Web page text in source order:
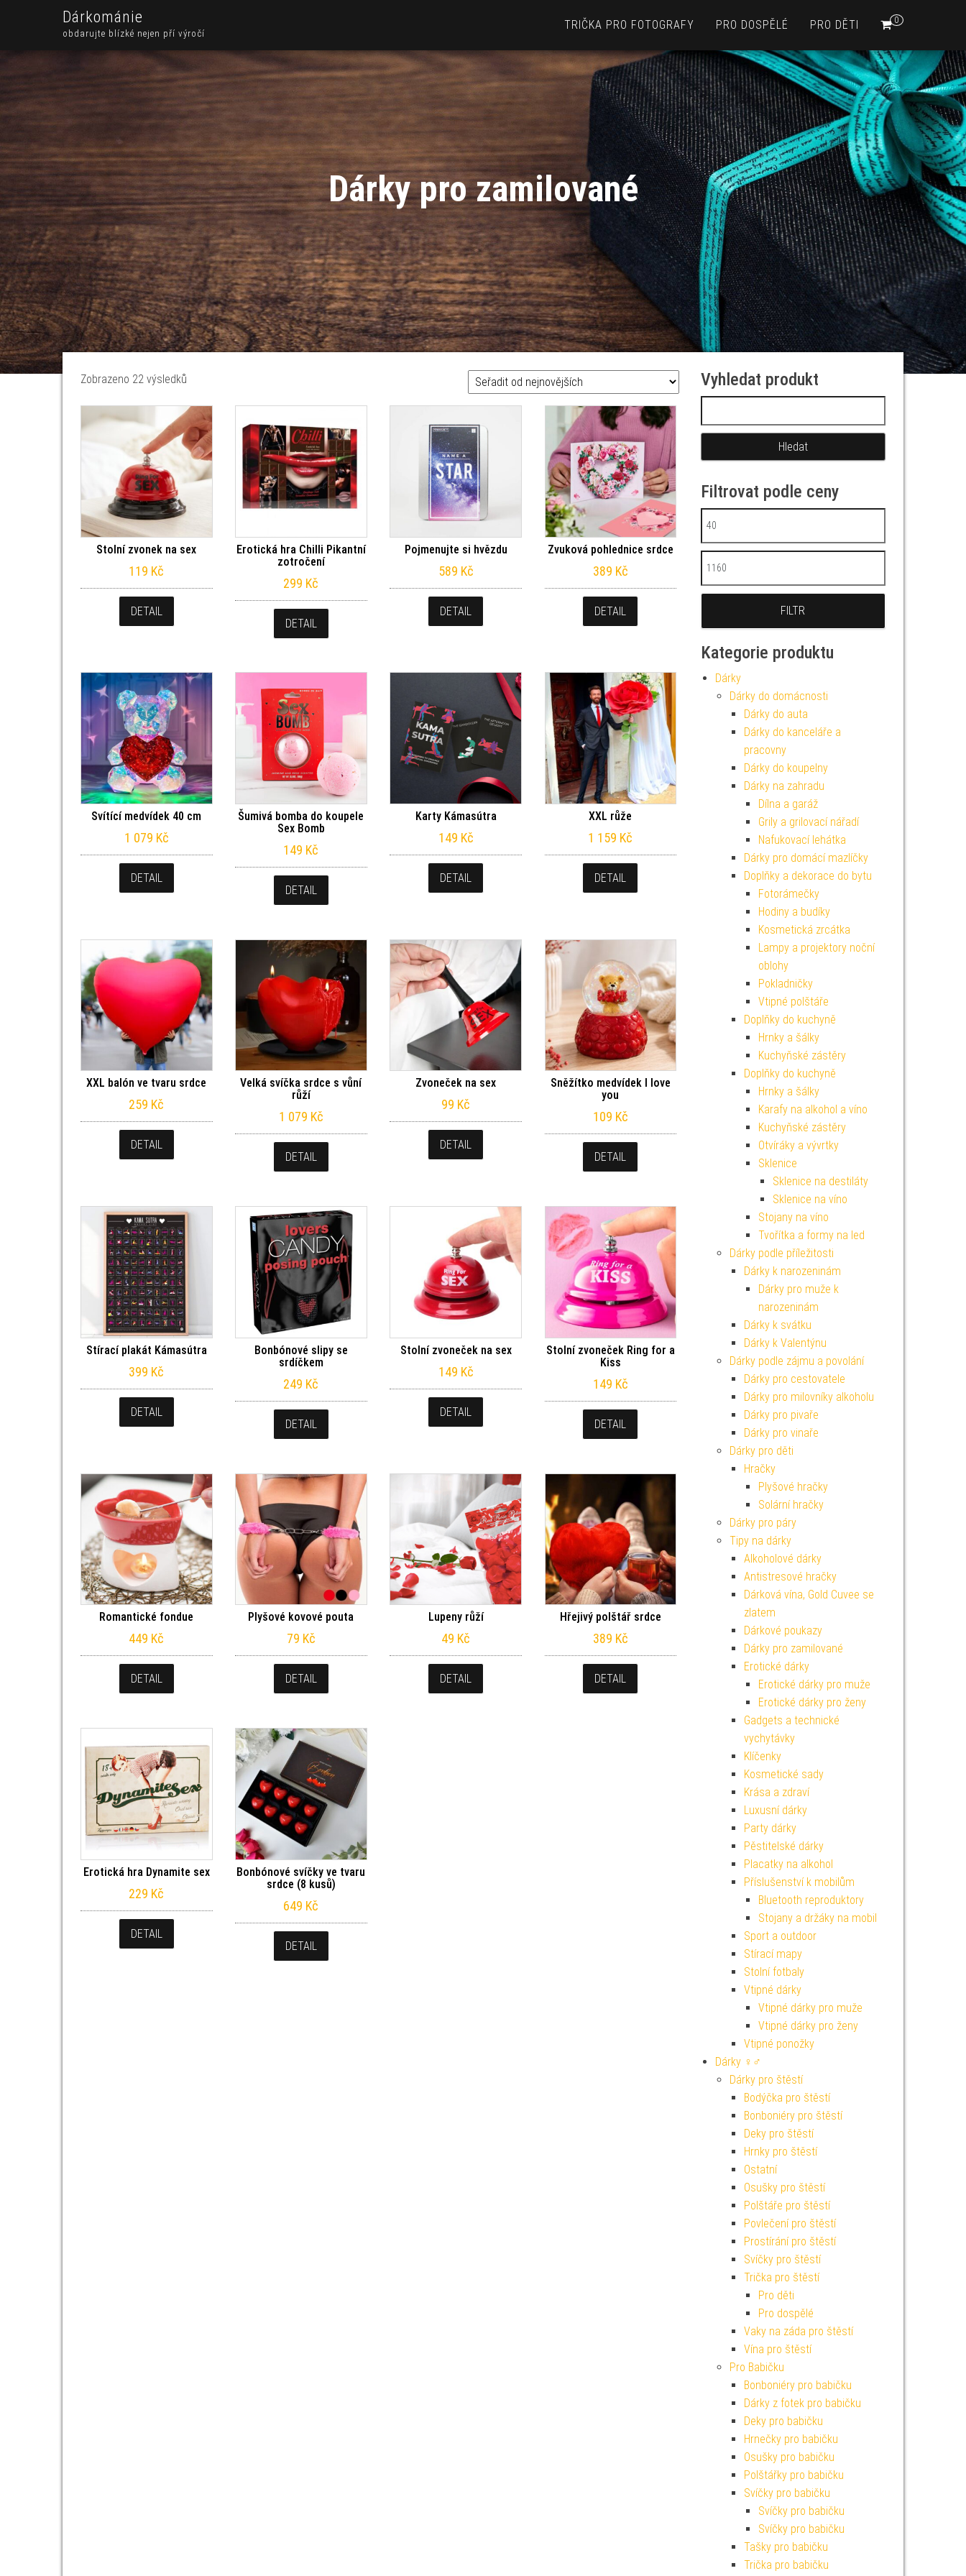
Dárkománie
obdarujte blízké nejen pří výročí
0
TRIČKA PRO FOTOGRAFY PRO DOSPĚLÉ PRO DĚTI
Dárky pro zamilované
Zobrazeno 22 výsledků
Stolní zvonek na sex
119 Kč
DETAIL
Erotická hra Chilli Pikantní
zotročení
299 Kč
DETAIL
Pojmenujte si hvězdu
589 Kč
DETAIL
Zvuková pohlednice srdce
389 Kč
DETAIL
Svítící medvídek 40 cm
1 079 Kč
DETAIL
Šumivá bomba do koupele
Sex Bomb
149 Kč
DETAIL
Karty Kámasútra
149 Kč
DETAIL
XXL růže
1 159 Kč
DETAIL
XXL balón ve tvaru srdce
259 Kč
DETAIL
Velká svíčka srdce s vůní
růží
1 079 Kč
DETAIL
Zvoneček na sex
99 Kč
DETAIL
Sněžítko medvídek I love
you
109 Kč
DETAIL
Stírací plakát Kámasútra
399 Kč
DETAIL
Bonbónové slipy se
srdíčkem
249 Kč
DETAIL
Stolní zvoneček na sex
149 Kč
DETAIL
Stolní zvoneček Ring for a
Kiss
149 Kč
DETAIL
Romantické fondue
449 Kč
DETAIL
Plyšové kovové pouta
79 Kč
DETAIL
Lupeny růží
49 Kč
DETAIL
Hřejivý polštář srdce
389 Kč
DETAIL
Erotická hra Dynamite sex
229 Kč
DETAIL
Bonbónové svíčky ve tvaru
srdce (8 kusů)
649 Kč
DETAIL
Vyhledat produkt
Filtrovat podle ceny
Minimální cena
Maximální cena
FILTR
Kategorie produktu
Dárky
Dárky do domácnosti
Dárky do auta
Dárky do kanceláře a
pracovny
Dárky do koupelny
Dárky na zahradu
Dílna a garáž
Grily a grilovací nářadí
Nafukovací lehátka
Dárky pro domácí mazlíčky
Doplňky a dekorace do bytu
Fotorámečky
Hodiny a budíky
Kosmetická zrcátka
Lampy a projektory noční
oblohy
Pokladničky
Vtipné polštáře
Doplňky do kuchyně
Hrnky a šálky
Kuchyňské zástěry
Doplňky do kuchyně
Hrnky a šálky
Karafy na alkohol a víno
Kuchyňské zástěry
Otvíráky a vývrtky
Sklenice
Sklenice na destiláty
Sklenice na víno
Stojany na víno
Tvořítka a formy na led
Dárky podle příležitosti
Dárky k narozeninám
Dárky pro muže k
narozeninám
Dárky k svátku
Dárky k Valentýnu
Dárky podle zájmu a povolání
Dárky pro cestovatele
Dárky pro milovníky alkoholu
Dárky pro pivaře
Dárky pro vinaře
Dárky pro děti
Hračky
Plyšové hračky
Solární hračky
Dárky pro páry
Tipy na dárky
Alkoholové dárky
Antistresové hračky
Dárková vína, Gold Cuvee se
zlatem
Dárkové poukazy
Dárky pro zamilované
Erotické dárky
Erotické dárky pro muže
Erotické dárky pro ženy
Gadgets a technické
vychytávky
Klíčenky
Kosmetické sady
Krása a zdraví
Luxusní dárky
Party dárky
Pěstitelské dárky
Placatky na alkohol
Příslušenství k mobilům
Bluetooth reproduktory
Stojany a držáky na mobil
Sport a outdoor
Stírací mapy
Stolní fotbaly
Vtipné dárky
Vtipné dárky pro muže
Vtipné dárky pro ženy
Vtipné ponožky
Dárky ♀♂
Dárky pro štěstí
Bodýčka pro štěstí
Bonboniéry pro štěstí
Deky pro štěstí
Hrnky pro štěstí
Ostatní
Osušky pro štěstí
Polštáře pro štěstí
Povlečení pro štěstí
Prostírání pro štěstí
Svíčky pro štěstí
Trička pro štěstí
Pro děti
Pro dospělé
Vaky na záda pro štěstí
Vína pro štěstí
Pro Babičku
Bonboniéry pro babičku
Dárky z fotek pro babičku
Deky pro babičku
Hrnečky pro babičku
Osušky pro babičku
Polštářky pro babičku
Svíčky pro babičku
Svíčky pro babičku
Svíčky pro babičku
Tašky pro babičku
Trička pro babičku